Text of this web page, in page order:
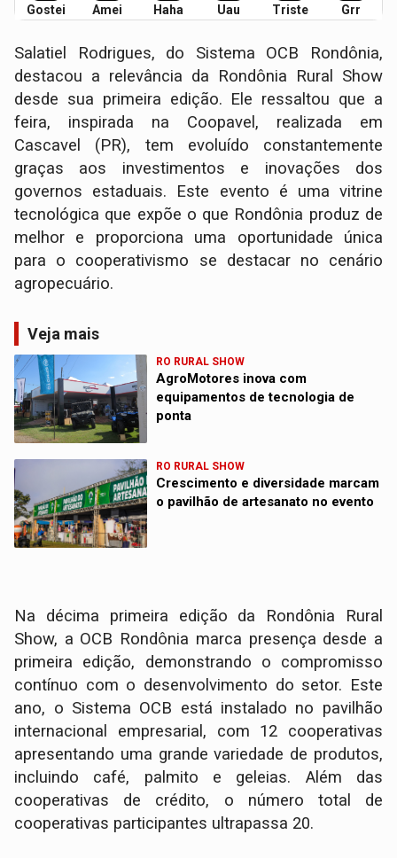
Gostei Amei Haha Uau Triste Grr
Salatiel Rodrigues, do Sistema OCB Rondônia,
destacou a relevância da Rondônia Rural Show
desde sua primeira edição. Ele ressaltou que a
feira, inspirada na Coopavel, realizada em
Cascavel (PR), tem evoluído constantemente
graças aos investimentos e inovações dos
governos estaduais. Este evento é uma vitrine
tecnológica que expõe o que Rondônia produz de
melhor e proporciona uma oportunidade única
para o cooperativismo se destacar no cenário
agropecuário.
Veja mais
RO RURAL SHOW
AgroMotores inova com
equipamentos de tecnologia de
ponta
RO RURAL SHOW
Crescimento e diversidade marcam
o pavilhão de artesanato no evento
Na décima primeira edição da Rondônia Rural
Show, a OCB Rondônia marca presença desde a
primeira edição, demonstrando o compromisso
contínuo com o desenvolvimento do setor. Este
ano, o Sistema OCB está instalado no pavilhão
internacional empresarial, com 12 cooperativas
apresentando uma grande variedade de produtos,
incluindo café, palmito e geleias. Além das
cooperativas de crédito, o número total de
cooperativas participantes ultrapassa 20.